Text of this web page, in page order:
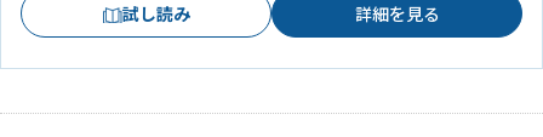
試し読み 詳細を見る